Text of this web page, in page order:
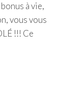
à vie,
vous vous
!!! Ce